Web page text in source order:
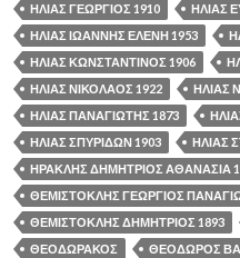
ΗΛΙΑΣ ΓΕΩΡΓΙΟΣ 1910
ΗΛΙΑΣ
ΗΛΙΑΣ ΙΩΑΝΝΗΣ ΕΛΕΝΗ 1953
ΗΛΙΑΣ ΚΩΝΣΤΑΝΤΙΝΟΣ 1906
ΗΛΙΑΣ ΝΙΚΟΛΑΟΣ 1922
ΗΛΙΑΣ
ΗΛΙΑΣ ΠΑΝΑΓΙΩΤΗΣ 1873
ΗΛΙΑΣ ΣΠΥΡΙΔΩΝ 1903
ΗΛΙΑΣ
ΗΡΑΚΛΗΣ ΔΗΜΗΤΡΙΟΣ ΑΘΑΝΑΣΙΑ
ΘΕΜΙΣΤΟΚΛΗΣ ΓΕΩΡΓΙΟΣ
ΘΕΜΙΣΤΟΚΛΗΣ ΔΗΜΗΤΡΙΟΣ 1893
ΘΕΟΔΩΡΑΚΟΣ
ΘΕΟΔΩΡΟΣ